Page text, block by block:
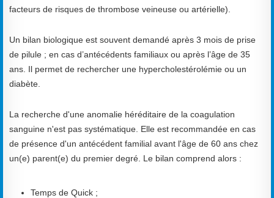
facteurs de risques de thrombose veineuse ou artérielle).
Un bilan biologique est souvent demandé après 3 mois de prise
de pilule ; en cas d’antécédents familiaux ou après l’âge de 35
ans. Il permet de rechercher une hypercholestérolémie ou un
diabète.
La recherche d'une anomalie héréditaire de la coagulation
sanguine n'est pas systématique. Elle est recommandée en cas
de présence d'un antécédent familial avant l'âge de 60 ans chez
un(e) parent(e) du premier degré. Le bilan comprend alors :
Temps de Quick ;